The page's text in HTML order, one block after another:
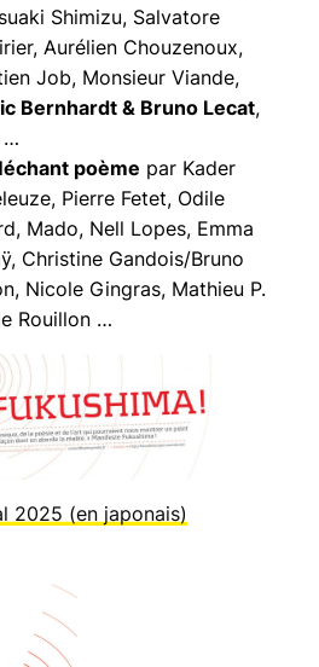
Shimizu, Salvatore
Aurélien Chouzenoux,
Job, Monsieur Viande,
Bernhardt & Bruno Lecat,
…
poème par Kader
Pierre Fetet, Odile
Mado, Nell Lopes, Emma
Christine Gandois/Bruno
Nicole Gingras, Mathieu P.
Rouillon …
2025 (en japonais)